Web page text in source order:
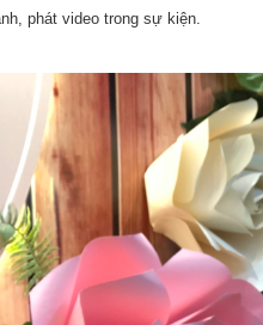
phát video trong sự kiện.